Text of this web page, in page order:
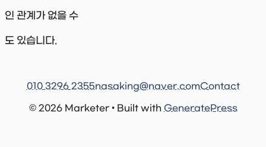
인 관계가 없을 수
도 있습니다.
© 2026 Marketer • Built with GeneratePress
010 3296 2355nasaking@naver.comContact